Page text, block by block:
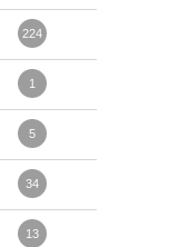
224
1
5
34
13